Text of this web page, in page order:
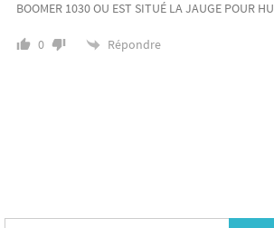
BOOMER 1030 OU EST SITUÉ LA JAUGE POUR
0 Répondre